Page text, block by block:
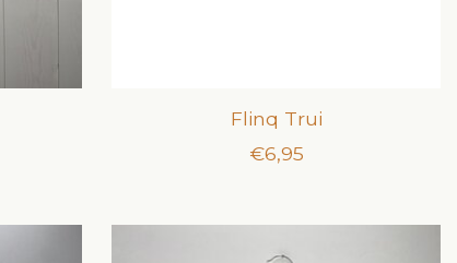
Flinq Trui
€6,95